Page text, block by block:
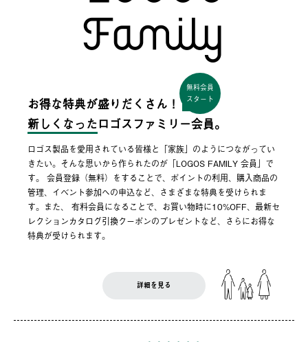
お得な特典が盛りだくさん！
無料会員
スタート
新しくなった ロゴスファミリー会員。
ロゴス製品を愛用されている皆様と「家族」のようにつながってい
きたい。そんな思いから作られたのが「LOGOS FAMILY 会員」で
す。 会員登録（無料）をすることで、ポイントの利用、購入商品の
管理、イベント参加への申込など、さまざまな特典を受けられま
す。また、 有料会員になることで、お買い物時に10%OFF、最新セ
レクションカタログ引換クーポンのプレゼントなど、さらにお得な
特典が受けられます。
詳細を見る